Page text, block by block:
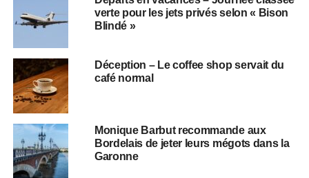
verte pour les jets privés selon « Bison
Blindé »
Déception – Le coffee shop servait du
café normal
Monique Barbut recommande aux
Bordelais de jeter leurs mégots dans la
Garonne